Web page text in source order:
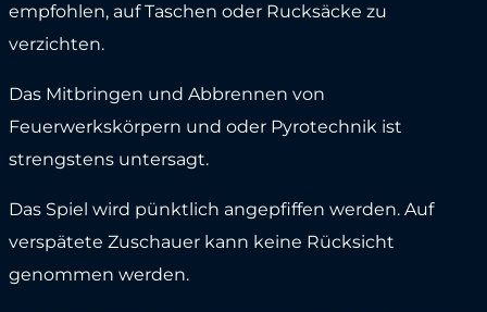
empfohlen, auf Taschen oder Rucksäcke zu
verzichten.
Das Mitbringen und Abbrennen von
Feuerwerkskörpern und oder Pyrotechnik ist
strengstens untersagt.
Das Spiel wird pünktlich angepfiffen werden. Auf
verspätete Zuschauer kann keine Rücksicht
genommen werden.